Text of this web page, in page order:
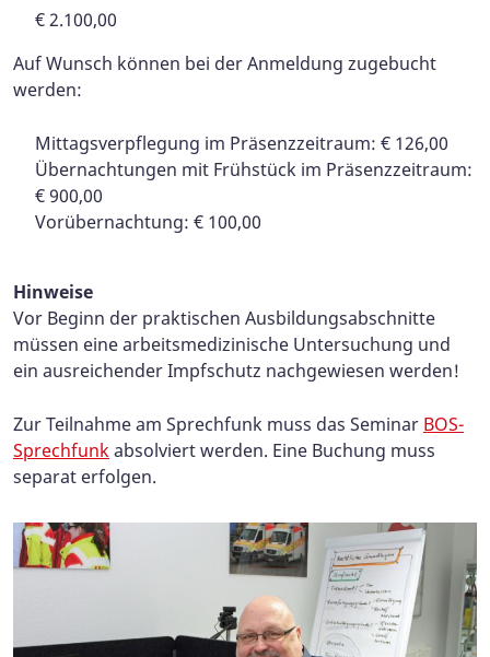
€ 2.100,00
Auf Wunsch können bei der Anmeldung zugebucht
werden:
Mittagsverpflegung im Präsenzzeitraum: € 126,00
Übernachtungen mit Frühstück im Präsenzzeitraum:
€ 900,00
Vorübernachtung: € 100,00
Hinweise
Vor Beginn der praktischen Ausbildungsabschnitte
müssen eine arbeitsmedizinische Untersuchung und
ein ausreichender Impfschutz nachgewiesen werden!
Zur Teilnahme am Sprechfunk muss das Seminar BOS-
Sprechfunkabsolviert werden. Eine Buchung muss
separat erfolgen.